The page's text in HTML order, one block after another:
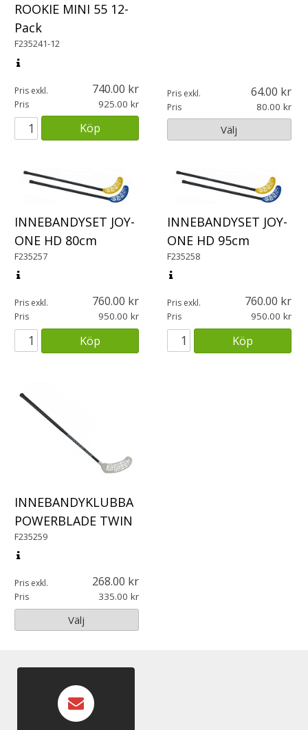
ROOKIE MINI 55 12-
Pack
F235241-12
Pris exkl. 740.00
Pris 925.00
Köp
Pris exkl. 64.00
Pris 80.00
Välj
INNEBANDYSET JOY-
ONE HD 80cm
F235257
Pris exkl. 760.00
Pris 950.00
Köp
INNEBANDYSET JOY-
ONE HD 95cm
F235258
Pris exkl. 760.00
Pris 950.00
Köp
INNEBANDYKLUBBA
POWERBLADE TWIN
F235259
Pris exkl. 268.00
Pris 335.00
Välj